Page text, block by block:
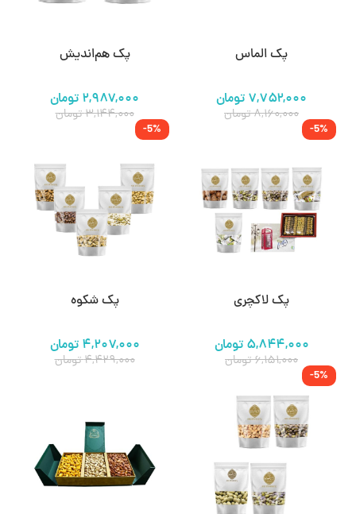
پک الماس
۸,۱۶۰,۰۰۰تومان
۷,۷۵۲,۰۰۰ تومان
پک هم‌اندیش
۳,۱۴۴,۰۰۰تومان
۲,۹۸۷,۰۰۰ تومان
-5%
پک لاکچری
۶,۱۵۱,۰۰۰تومان
۵,۸۴۴,۰۰۰ تومان
-5%
پک شکوه
۴,۴۲۹,۰۰۰تومان
۴,۲۰۷,۰۰۰ تومان
-5%